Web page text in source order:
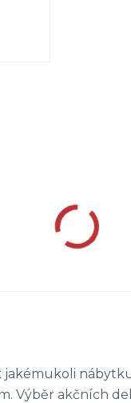
jakémukoli
Výběr akčních